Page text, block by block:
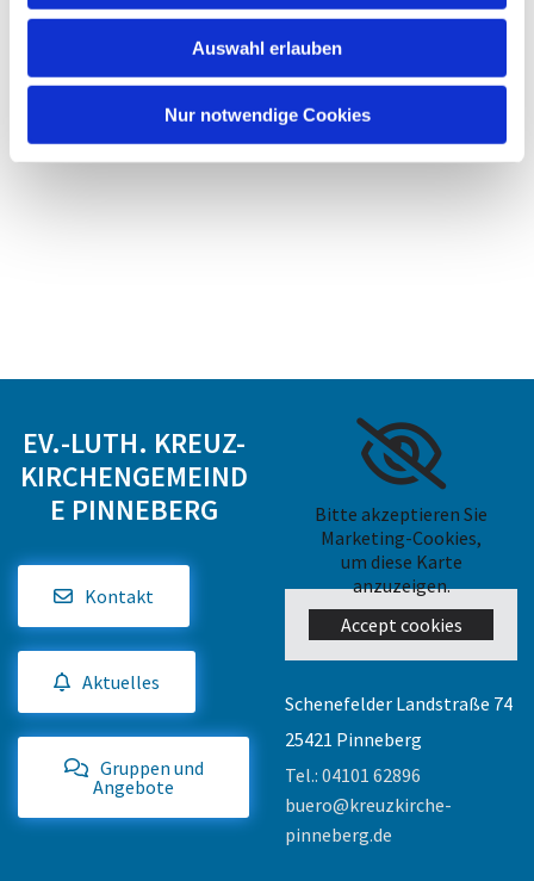
Auswahl erlauben
Nur notwendige Cookies
EV.-LUTH. KREUZ-
KIRCHENGEMEIND
E PINNEBERG
Kontakt
Aktuelles
Gruppen und
Angebote
Bitte akzeptieren Sie
Marketing-Cookies,
um diese Karte
anzuzeigen.
Accept cookies
Schenefelder Landstraße 74
25421 Pinneberg
Tel.: 04101 62896
buero@kreuzkirche-
pinneberg.de